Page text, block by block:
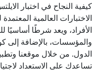
الاختبارات العالمية
الأفراد، ويعد شرطًا أساسيًا
والمؤسسات، بالإضافة إلى
تساعدك على الاستعداد